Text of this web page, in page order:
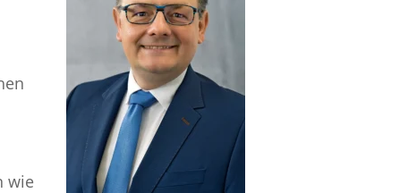
wie